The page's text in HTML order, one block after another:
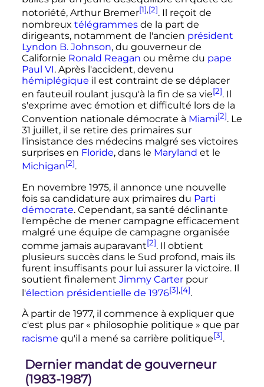
notoriété, Arthur Bremer[1],[2]. Il reçoit de
nombreux télégrammesde la part de
dirigeants, notamment de l'ancien président
Lyndon B. Johnson, du gouverneur de
Californie Ronald Reagan ou même du pape
Paul VI. Après l'accident, devenu
hémiplégique il est contraint de se déplacer
en fauteuil roulant jusqu'à la fin de sa vie[2]. Il
s'exprime avec émotion et difficulté lors de la
Convention nationale démocrate à Miami[2]. Le
31 juillet, il se retire des primaires sur
l'insistance des médecins malgré ses victoires
surprises en Floride, dans le Maryland et le
Michigan[2].
En novembre 1975, il annonce une nouvelle
fois sa candidature aux primaires du Parti
démocrate. Cependant, sa santé déclinante
l'empêche de mener campagne efficacement
malgré une équipe de campagne organisée
comme jamais auparavant[2]. Il obtient
plusieurs succès dans le Sud profond, mais ils
furent insuffisants pour lui assurer la victoire. Il
soutient finalement Jimmy Carterpour
l'élection présidentielle de 1976[3],[4].
À partir de 1977, il commence à expliquer que
c'est plus par « philosophie politique » que par
racisme qu'il a mené sa carrière politique[3].
Dernier mandat de gouverneur
(1983-1987)